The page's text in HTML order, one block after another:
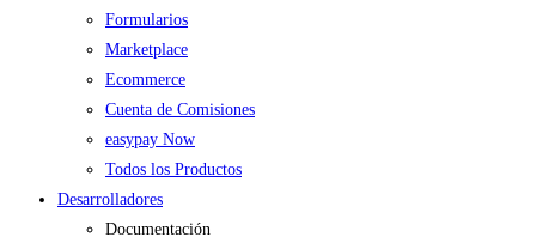
Formularios
Marketplace
Ecommerce
Cuenta de Comisiones
easypay Now
Todos los Productos
Desarrolladores
Documentación